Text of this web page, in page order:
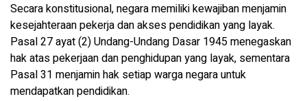
Secara konstitusional, negara memiliki kewajiban menjamin
kesejahteraan pekerja dan akses pendidikan yang layak.
Pasal 27 ayat (2) Undang-Undang Dasar 1945 menegaskan
hak atas pekerjaan dan penghidupan yang layak, sementara
Pasal 31 menjamin hak setiap warga negara untuk
mendapatkan pendidikan.